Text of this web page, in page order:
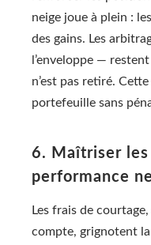
neige joue à plein :
des gains. Les
l’enveloppe —
n’est pas retiré.
portefeuille sans
6. Maîtriser
performance
Les frais de
compte, grignotent